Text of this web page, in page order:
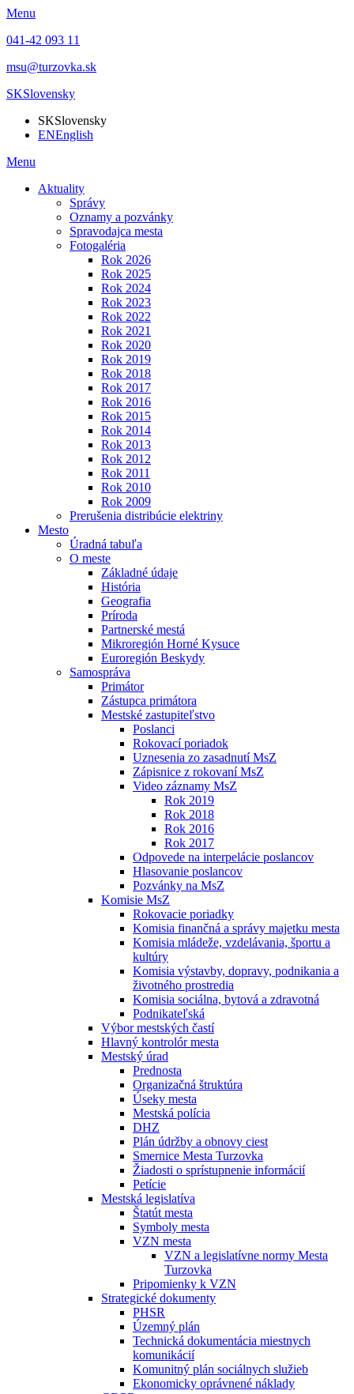
Menu
041-42 093 11
msu@turzovka.sk
SKSlovensky
SKSlovensky
ENEnglish
Menu
Aktuality
Správy
Oznamy a pozvánky
Spravodajca mesta
Fotogaléria
Rok 2026
Rok 2025
Rok 2024
Rok 2023
Rok 2022
Rok 2021
Rok 2020
Rok 2019
Rok 2018
Rok 2017
Rok 2016
Rok 2015
Rok 2014
Rok 2013
Rok 2012
Rok 2011
Rok 2010
Rok 2009
Prerušenia distribúcie elektriny
Mesto
Úradná tabuľa
O meste
Základné údaje
História
Geografia
Príroda
Partnerské mestá
Mikroregión Horné Kysuce
Euroregión Beskydy
Samospráva
Primátor
Zástupca primátora
Mestské zastupiteľstvo
Poslanci
Rokovací poriadok
Uznesenia zo zasadnutí MsZ
Zápisnice z rokovaní MsZ
Video záznamy MsZ
Rok 2019
Rok 2018
Rok 2016
Rok 2017
Odpovede na interpelácie poslancov
Hlasovanie poslancov
Pozvánky na MsZ
Komisie MsZ
Rokovacie poriadky
Komisia finančná a správy majetku mesta
Komisia mládeže, vzdelávania, športu a
kultúry
Komisia výstavby, dopravy, podnikania a
životného prostredia
Komisia sociálna, bytová a zdravotná
Podnikateľská
Výbor mestských častí
Hlavný kontrolór mesta
Mestský úrad
Prednosta
Organizačná štruktúra
Úseky mesta
Mestská polícia
DHZ
Plán údržby a obnovy ciest
Smernice Mesta Turzovka
Žiadosti o sprístupnenie informácií
Petície
Mestská legislatíva
Štatút mesta
Symboly mesta
VZN mesta
VZN a legislatívne normy Mesta
Turzovka
Pripomienky k VZN
Strategické dokumenty
PHSR
Územný plán
Technická dokumentácia miestnych
komunikácií
Komunitný plán sociálnych služieb
Ekonomicky oprávnené náklady